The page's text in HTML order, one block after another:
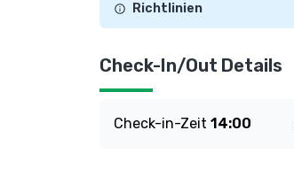
Richtlinien
Check-In/Out Details
Check-in-Zeit 14:00